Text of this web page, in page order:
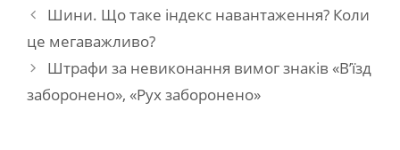
Навігація
по
запису
Шини. Що таке індекс навантаження? Коли
це мегаважливо?
Штрафи за невиконання вимог знаків «В’їзд
заборонено», «Рух заборонено»